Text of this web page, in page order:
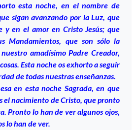
esta noche, en el nombre de
sigan avanzando por la Luz, que
y en el amor en Cristo Jesús; que
Mandamientos, que son sólo la
amadísimo Padre Creador,
Esta noche os exhorto a seguir
de todas nuestras enseñanzas.
en esta noche Sagrada, en que
el nacimiento de Cristo, que pronto
Pronto lo han de ver algunos ojos,
lo han de ver.